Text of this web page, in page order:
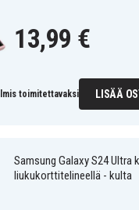
13,99 €
toimitettavaksi LISÄÄ
Samsung Galaxy S24 Ultra
liukukorttitelineellä - kulta